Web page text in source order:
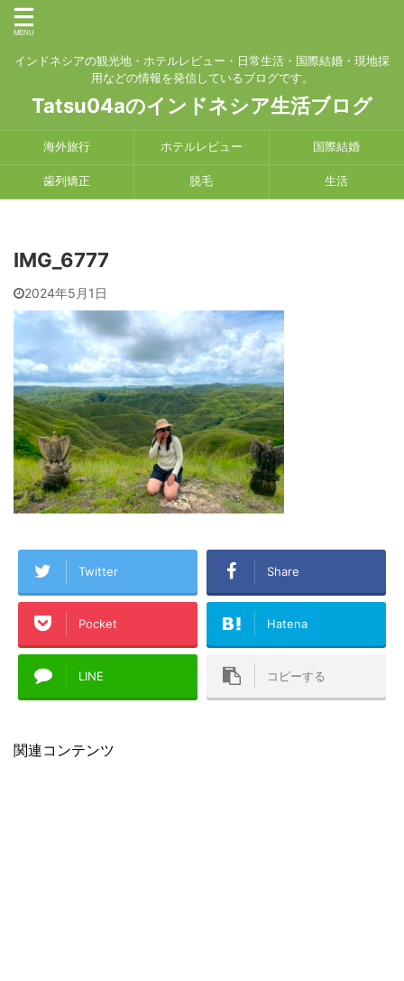
インドネシアの観光地・ホテルレビュー・日常生活・国際結婚・現地採
用などの情報を発信しているブログです。
Tatsu04aのインドネシア生活ブログ
海外旅行 ホテルレビュー 国際結婚
歯列矯正 脱毛 生活
IMG_6777
2024年5月1日
Twitter Share
Pocket Hatena
LINE コピーする
関連コンテンツ